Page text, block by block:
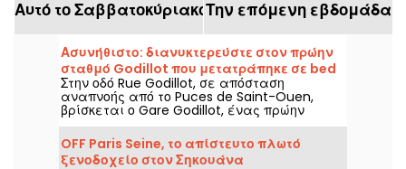
Αυτό το ΣαββατοκύριακοΤην επόμενη εβδομάδα
Ασυνήθιστο: διανυκτερεύστε στον πρώην
σταθμό Godillot που μετατράπηκε σε bed
and breakfast στο Saint-Ouen
Στην οδό Rue Godillot, σε απόσταση
αναπνοής από το Puces de Saint-Ouen,
βρίσκεται ο Gare Godillot, ένας πρώην
σιδηροδρομικός σταθμός που εξυπηρετεί
την πόλη Saint-Ouen-sur-Seine. Ο σταθμός,
που κάποτε χρησιμοποιούνταν στη γραμμή
που συνέδεε τη La Plaine με την Ermont-
OFF Paris Seine, το απίστευτο πλωτό
ξενοδοχείο στον Σηκουάνα